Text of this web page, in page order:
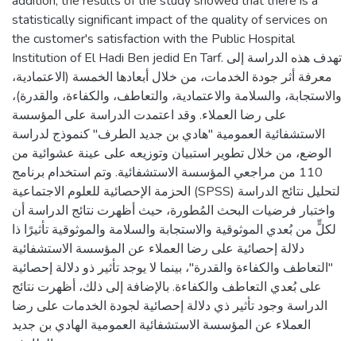
statistically significant impact of the quality of services on
the customer's satisfaction with the Public Hospital
Institution of El Hadi Ben jedid En Tarf. تهدف هذه الدراسة إلى
معرفة أثر جودة الخدمات، من خلال أبعادها الخمسة (الاعتمادية،
والاستجابة، والسلامة والاعتمادية، والتعاطف، والكفاءة، والقدرة)،
على رضا العملاء. وقد اعتمدت الدراسة على المؤسسة
الاستشفائية العمومية "هادي بن جديد الطرف" كنموذج لدراسة
الوضع، من خلال تطوير استبيان وتوزيعه على عينة عشوائية من
110 من مراجعي المؤسسة الاستشفائية. وتم استخدام برنامج
الحزمة الإحصائية للعلوم الاجتماعية (SPSS) لتحليل نتائج الدراسة
واختبار فرضيات البحث المُطورة، حيث أظهرت نتائج الدراسة أن
لكلٍّ من بُعدي الموثوقية والاستجابة والسلامة والموثوقية تأثيرًا ذا
دلالة إحصائية على رضا العملاء عن المؤسسة الاستشفائية
"التعاطف والكفاءة والقدرة"، بينما لا يوجد تأثير ذو دلالة إحصائية
على بُعدي التعاطف والكفاءة. بالإضافة إلى ذلك، أظهرت نتائج
الدراسة وجود تأثير ذي دلالة إحصائية لجودة الخدمات على رضا
العملاء عن المؤسسة الاستشفائية العمومية الهادي بن جديد